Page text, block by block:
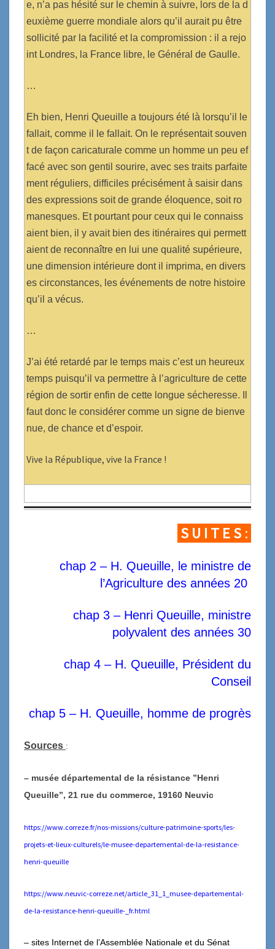
e, n’a pas hésité sur le chemin à suivre, lors de la d
euxième guerre mondiale alors qu’il aurait pu être
sollicité par la facilité et la compromission : il a rejo
int Londres, la France libre, le Général de Gaulle.
…
Eh bien, Henri Queuille a toujours été là lorsqu’il le
fallait, comme il le fallait. On le représentait souven
t de façon caricaturale comme un homme un peu ef
facé avec son gentil sourire, avec ses traits parfaite
ment réguliers, difficiles précisément à saisir dans
des expressions soit de grande éloquence, soit ro
manesques. Et pourtant pour ceux qui le connaiss
aient bien, il y avait bien des itinéraires qui permett
aient de reconnaître en lui une qualité supérieure,
une dimension intérieure dont il imprima, en divers
es circonstances, les événements de notre histoire
qu’il a vécus.
…
J’ai été retardé par le temps mais c’est un heureux
temps puisqu’il va permettre à l’agriculture de cette
région de sortir enfin de cette longue sécheresse. Il
faut donc le considérer comme un signe de bienve
nue, de chance et d’espoir.
Vive la République, vive la France !
S U I T E S :
chap 2 – H. Queuille, le ministre de
l’Agriculture des années 20
chap 3 – Henri Queuille, ministre
polyvalent des années 30
chap 4 – H. Queuille, Président du
Conseil
chap 5 – H. Queuille, homme de progrès
Sources :
– musée départemental de la résistance ”Henri
Queuille”, 21 rue du commerce, 19160 Neuvic
https://www.correze.fr/nos-missions/culture-patrimoine-sports/les-
projets-et-lieux-culturels/le-musee-departemental-de-la-resistance-
henri-queuille
https://www.neuvic-correze.net/article_31_1_musee-departemental-
de-la-resistance-henri-queuille-_fr.html
– sites Internet de l’Assemblée Nationale et du Sénat